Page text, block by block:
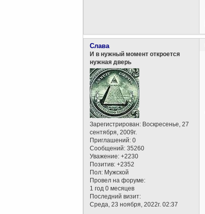
Слава
И в нужный момент откроется
нужная дверь
Зарегистрирован: Воскресенье, 27
сентября, 2009г.
Приглашений: 0
Сообщений: 35260
Уважение: +2230
Позитив: +2352
Пол: Мужской
Провел на форуме:
1 год 0 месяцев
Последний визит:
Среда, 23 ноября, 2022г. 02:37